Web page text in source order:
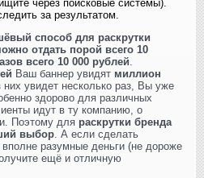
ищите через поисковые системы).
за результатом.
способ для раскрутки
отдать порой всего 10
всего 10 000 рублей.
Ваш баннер увидят миллион
увидет несколько раз, Вы уже
здорово для различных
идут в ту компанию, о
Поэтому для раскрутки бренда
выбор. А если сделать
разумные деньги (не дороже
ещё и отличную